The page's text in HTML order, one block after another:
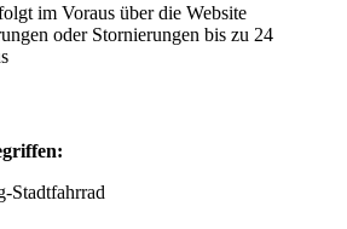
im Voraus über die Website
oder Stornierungen bis zu 24
Stadtfahrrad